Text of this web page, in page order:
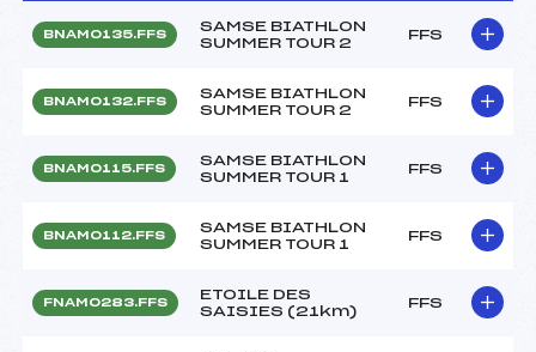
BNAM0135.FFS
SAMSE BIATHLON
SUMMER TOUR 2
FFS
BNAM0132.FFS
SAMSE BIATHLON
SUMMER TOUR 2
FFS
BNAM0115.FFS
SAMSE BIATHLON
SUMMER TOUR 1
FFS
BNAM0112.FFS
SAMSE BIATHLON
SUMMER TOUR 1
FFS
FNAM0283.FFS
ETOILE DES
SAISIES (21km)
FFS